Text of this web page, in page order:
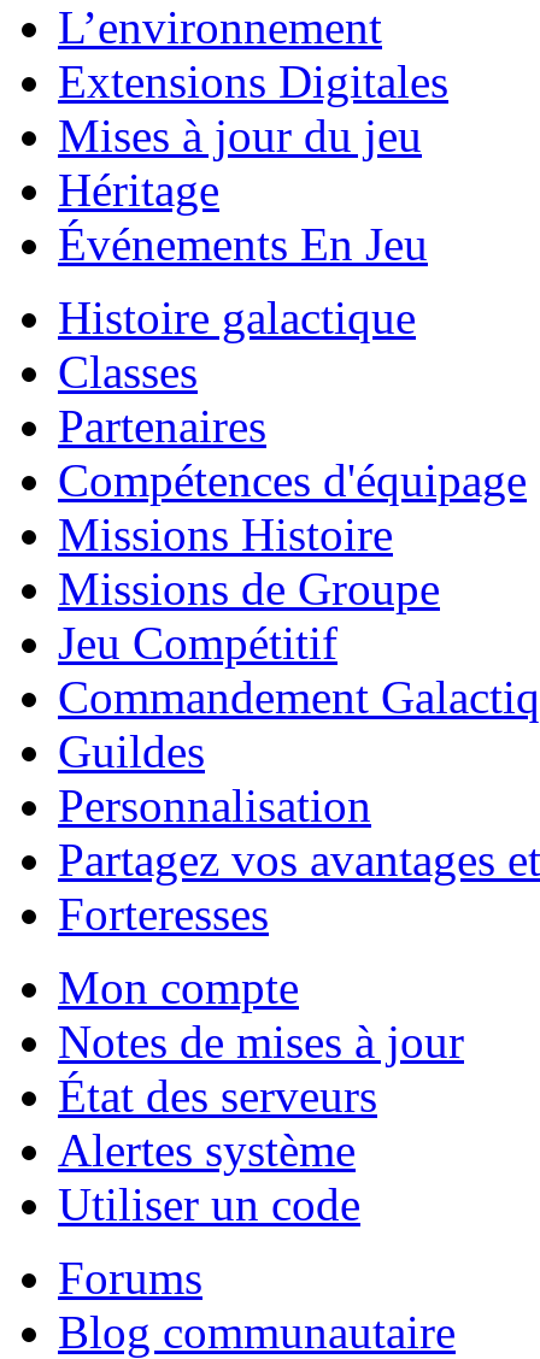
L’environnement
Extensions Digitales
Mises à jour du jeu
Héritage
Événements En Jeu
Histoire galactique
Classes
Partenaires
Compétences d'équipage
Missions Histoire
Missions de Groupe
Jeu Compétitif
Commandement
Guildes
Personnalisation
Partagez vos avantages
Forteresses
Mon compte
Notes de mises à jour
État des serveurs
Alertes système
Utiliser un code
Forums
Blog communautaire